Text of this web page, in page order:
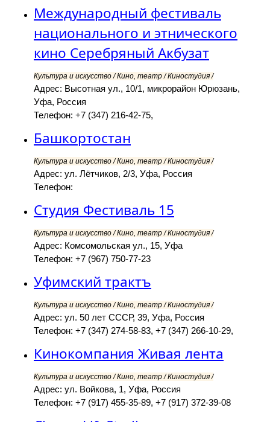
Международный фестиваль
национального и этнического
кино Серебряный Акбузат
Культура и искусство / Кино, театр / Киностудия /
Адрес: Высотная ул., 10/1, микрорайон Юрюзань,
Уфа, Россия
Телефон: +7 (347) 216-42-75,
Башкортостан
Культура и искусство / Кино, театр / Киностудия /
Адрес: ул. Лётчиков, 2/3, Уфа, Россия
Телефон:
Студия Фестиваль 15
Культура и искусство / Кино, театр / Киностудия /
Адрес: Комсомольская ул., 15, Уфа
Телефон: +7 (967) 750-77-23
Уфимский трактъ
Культура и искусство / Кино, театр / Киностудия /
Адрес: ул. 50 лет СССР, 39, Уфа, Россия
Телефон: +7 (347) 274-58-83, +7 (347) 266-10-29,
Кинокомпания Живая лента
Культура и искусство / Кино, театр / Киностудия /
Адрес: ул. Войкова, 1, Уфа, Россия
Телефон: +7 (917) 455-35-89, +7 (917) 372-39-08